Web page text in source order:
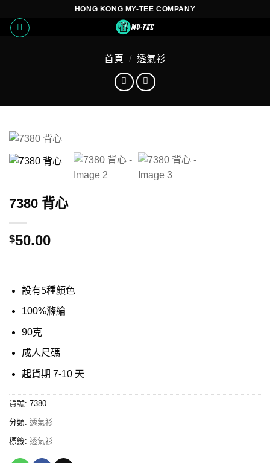
content
HONG KONG MY-TEE COMPANY
首頁 / 透氣衫
7380 背心
$50.00
設有5種顏色
100%滌綸
90克
成人尺碼
起貨期 7-10 天
貨號: 7380
分類: 透氣衫
標籤: 透氣衫